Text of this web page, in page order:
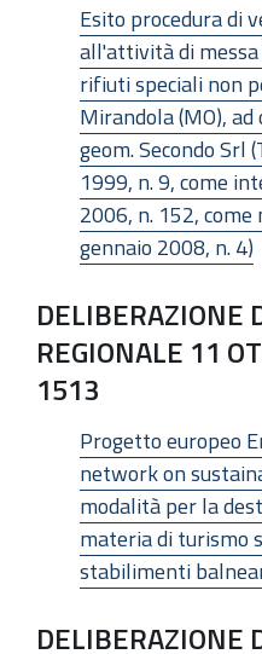
Esito procedura di
all'attività di
rifiuti speciali non
Mirandola (MO),
geom. Secondo Srl
1999, n. 9, come
2006, n. 152,
gennaio 2008, n. 4)
DELIBERAZIONE
REGIONALE 11
1513
Progetto europeo
network on
modalità per la
materia di turismo
stabilimenti
DELIBERAZIONE